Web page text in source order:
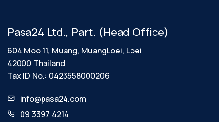
Pasa24 Ltd., Part. (Head Office)
604 Moo 11, Muang, MuangLoei, Loei
42000 Thailand
Tax ID No.: 0423558000206
info@pasa24.com
09 3397 4214